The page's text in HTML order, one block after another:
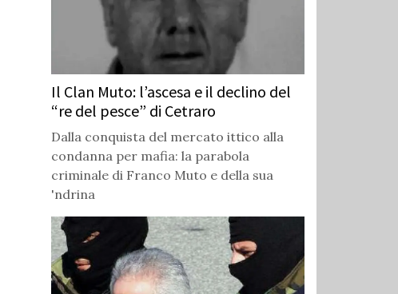
Il Clan Muto: l’ascesa e il declino del
“re del pesce” di Cetraro
Dalla conquista del mercato ittico alla
condanna per mafia: la parabola
criminale di Franco Muto e della sua
'ndrina